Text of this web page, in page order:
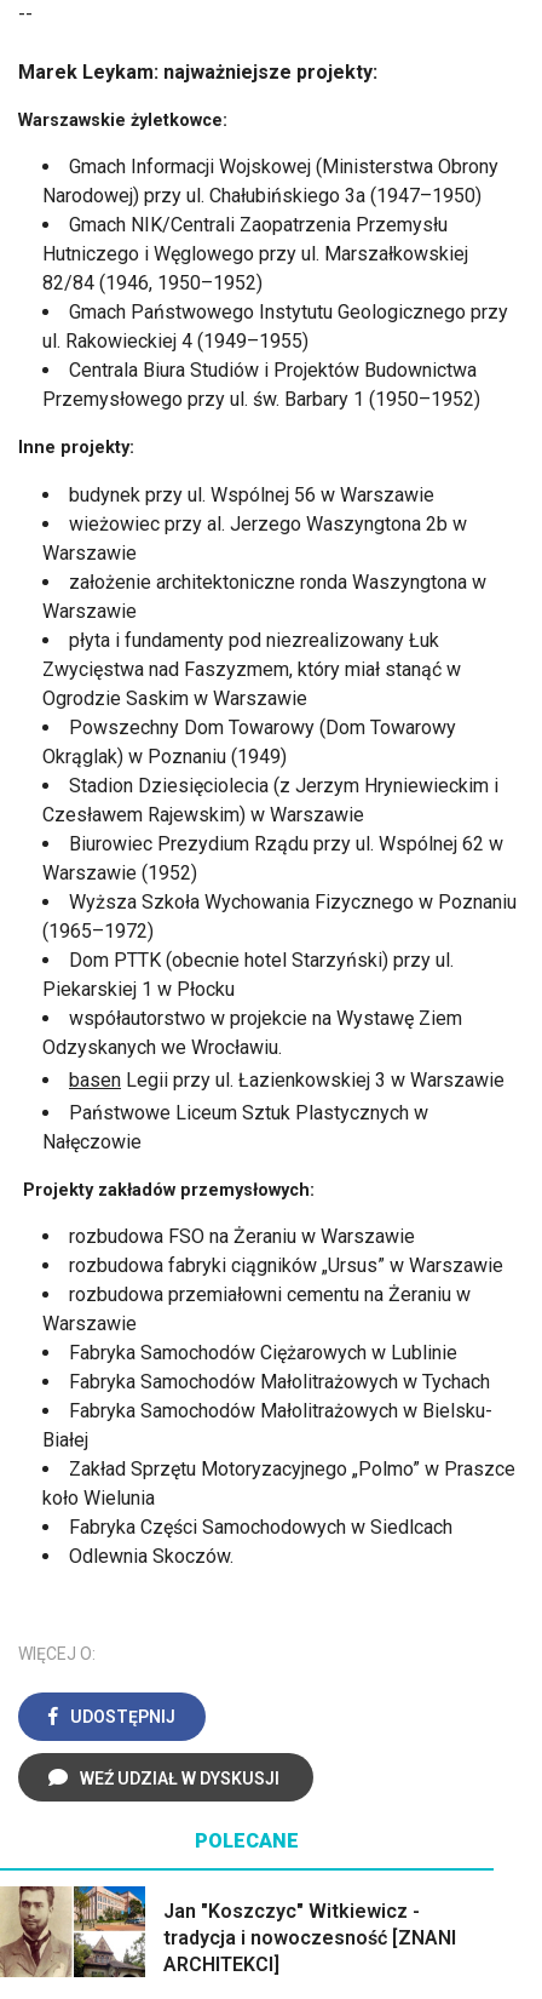
--
Marek Leykam: najważniejsze projekty:
Warszawskie żyletkowce:
Gmach Informacji Wojskowej (Ministerstwa Obrony
Narodowej) przy ul. Chałubińskiego 3a (1947–1950)
Gmach NIK/Centrali Zaopatrzenia Przemysłu
Hutniczego i Węglowego przy ul. Marszałkowskiej
82/84 (1946, 1950–1952)
Gmach Państwowego Instytutu Geologicznego przy
ul. Rakowieckiej 4 (1949–1955)
Centrala Biura Studiów i Projektów Budownictwa
Przemysłowego przy ul. św. Barbary 1 (1950–1952)
Inne projekty:
budynek przy ul. Wspólnej 56 w Warszawie
wieżowiec przy al. Jerzego Waszyngtona 2b w
Warszawie
założenie architektoniczne ronda Waszyngtona w
Warszawie
płyta i fundamenty pod niezrealizowany Łuk
Zwycięstwa nad Faszyzmem, który miał stanąć w
Ogrodzie Saskim w Warszawie
Powszechny Dom Towarowy (Dom Towarowy
Okrąglak) w Poznaniu (1949)
Stadion Dziesięciolecia (z Jerzym Hryniewieckim i
Czesławem Rajewskim) w Warszawie
Biurowiec Prezydium Rządu przy ul. Wspólnej 62 w
Warszawie (1952)
Wyższa Szkoła Wychowania Fizycznego w Poznaniu
(1965–1972)
Dom PTTK (obecnie hotel Starzyński) przy ul.
Piekarskiej 1 w Płocku
współautorstwo w projekcie na Wystawę Ziem
Odzyskanych we Wrocławiu.
basen Legii przy ul. Łazienkowskiej 3 w Warszawie
Państwowe Liceum Sztuk Plastycznych w
Nałęczowie
Projekty zakładów przemysłowych:
rozbudowa FSO na Żeraniu w Warszawie
rozbudowa fabryki ciągników „Ursus” w Warszawie
rozbudowa przemiałowni cementu na Żeraniu w
Warszawie
Fabryka Samochodów Ciężarowych w Lublinie
Fabryka Samochodów Małolitrażowych w Tychach
Fabryka Samochodów Małolitrażowych w Bielsku-
Białej
Zakład Sprzętu Motoryzacyjnego „Polmo” w Praszce
koło Wielunia
Fabryka Części Samochodowych w Siedlcach
Odlewnia Skoczów.
WIĘCEJ O:
UDOSTĘPNIJ
WEŹ UDZIAŁ W DYSKUSJI
POLECANE
Jan "Koszczyc" Witkiewicz -
tradycja i nowoczesność [ZNANI
ARCHITEKCI]